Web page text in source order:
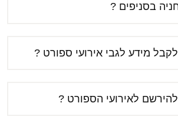
בסניפים ?
לקבל מידע לגבי אירועי ספורט ?
להירשם לאירועי הספורט ?